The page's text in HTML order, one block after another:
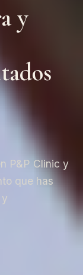
y
P&P Clinic y
que has